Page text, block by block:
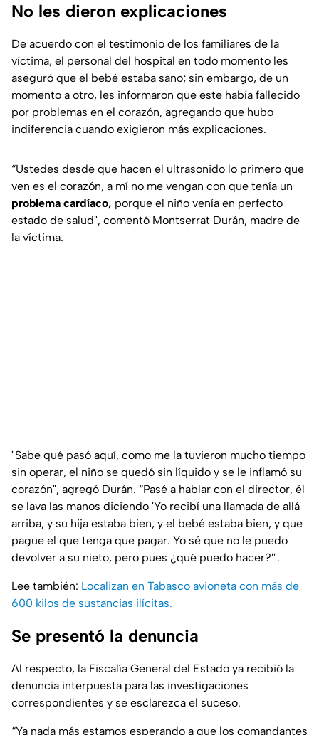
No les dieron explicaciones
De acuerdo con el testimonio de los familiares de la
víctima, el personal del hospital en todo momento les
aseguró que el bebé estaba sano; sin embargo, de un
momento a otro, les informaron que este había fallecido
por problemas en el corazón, agregando que hubo
indiferencia cuando exigieron más explicaciones.
“Ustedes desde que hacen el ultrasonido lo primero que
ven es el corazón, a mí no me vengan con que tenía un
problema cardíaco, porque el niño venía en perfecto
estado de salud", comentó Montserrat Durán, madre de
la víctima.
"Sabe qué pasó aquí, como me la tuvieron mucho tiempo
sin operar, el niño se quedó sin líquido y se le inflamó su
corazón", agregó Durán. “Pasé a hablar con el director, él
se lava las manos diciendo 'Yo recibí una llamada de allá
arriba, y su hija estaba bien, y el bebé estaba bien, y que
pague el que tenga que pagar. Yo sé que no le puedo
devolver a su nieto, pero pues ¿qué puedo hacer?'".
Lee también: Localizan en Tabasco avioneta con más de
600 kilos de sustancias ilícitas.
Se presentó la denuncia
Al respecto, la Fiscalía General del Estado ya recibió la
denuncia interpuesta para las investigaciones
correspondientes y se esclarezca el suceso.
“Ya nada más estamos esperando a que los comandantes